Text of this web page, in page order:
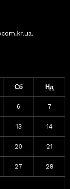
Сб Нд
6 7
13 14
20 21
27 28